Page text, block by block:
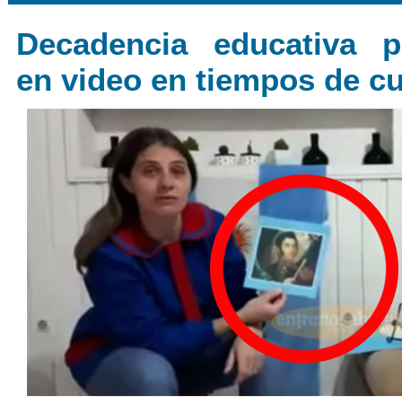
Decadencia educativa
en video en tiempos de